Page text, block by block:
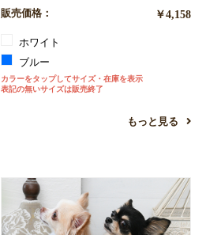
販売価格： ￥4,158
ホワイト
ブルー
カラーをタップしてサイズ・在庫を表示
表記の無いサイズは販売終了
もっと見る